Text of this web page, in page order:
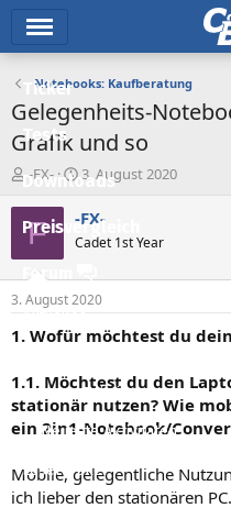
Ticker
Tests
Downloads
Preisvergleich
Forum
Aktuelles
Neue Beiträge
Neueste Aktivitäten
Leserartikel
Regeln
Notebooks: Kaufberatung
Gelegenheits-
Grafik und so
E
r
s
t
l
e
r
-FX-
E
r
s
e
l
t
a
3. August 2020
F -FX-
Cadet 1st Year
3. August 2020
1. Wofür möchtest du
1.1. Möchtest du den
stationär nutzen? Wie
ein 2in1-Notebook/
Mobile, gelegentliche
ich lieber den stationären PC.